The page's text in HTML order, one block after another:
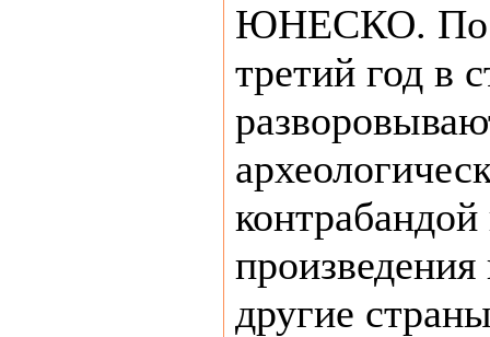
ЮНЕСКО. По
третий год в
произведения
другие